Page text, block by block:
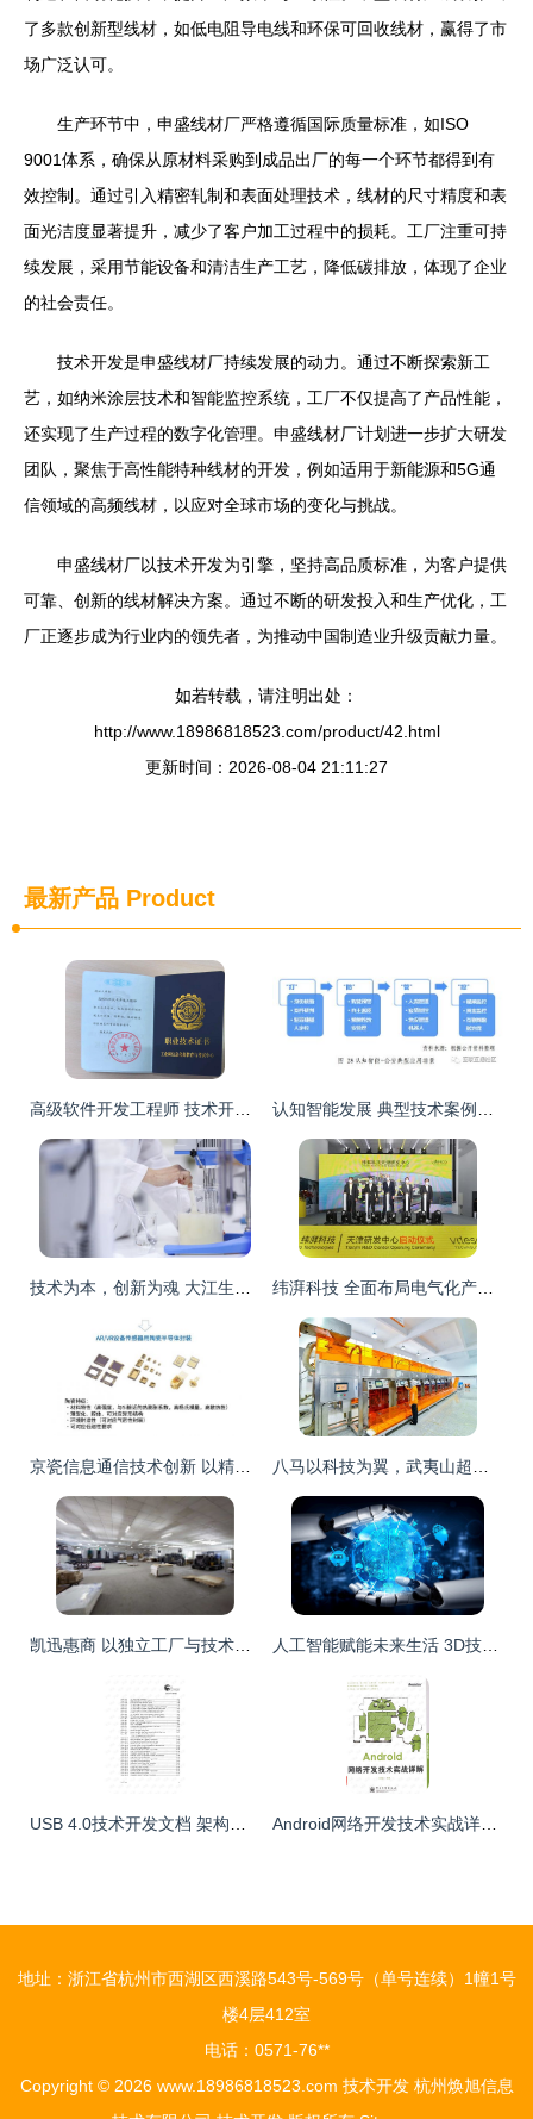
了多款创新型线材，如低电阻导电线和环保可回收线材，赢得了市
场广泛认可。
生产环节中，申盛线材厂严格遵循国际质量标准，如ISO
9001体系，确保从原材料采购到成品出厂的每一个环节都得到有
效控制。通过引入精密轧制和表面处理技术，线材的尺寸精度和表
面光洁度显著提升，减少了客户加工过程中的损耗。工厂注重可持
续发展，采用节能设备和清洁生产工艺，降低碳排放，体现了企业
的社会责任。
技术开发是申盛线材厂持续发展的动力。通过不断探索新工
艺，如纳米涂层技术和智能监控系统，工厂不仅提高了产品性能，
还实现了生产过程的数字化管理。申盛线材厂计划进一步扩大研发
团队，聚焦于高性能特种线材的开发，例如适用于新能源和5G通
信领域的高频线材，以应对全球市场的变化与挑战。
申盛线材厂以技术开发为引擎，坚持高品质标准，为客户提供
可靠、创新的线材解决方案。通过不断的研发投入和生产优化，工
厂正逐步成为行业内的领先者，为推动中国制造业升级贡献力量。
如若转载，请注明出处：
http://www.18986818523.com/product/42.html
更新时间：2026-08-04 21:11:27
最新产品 Product
地址：浙江省杭州市西湖区西溪路543号-569号（单号连续）1幢1号
楼4层412室
电话：0571-76**
Copyright © 2026 www.18986818523.com 技术开发 杭州焕旭信息